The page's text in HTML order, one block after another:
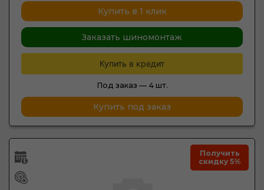
Купить в 1 клик
Заказать шиномонтаж
Купить в кредит
Под заказ — 4 шт.
Купить под заказ
Получить
скидку 5%